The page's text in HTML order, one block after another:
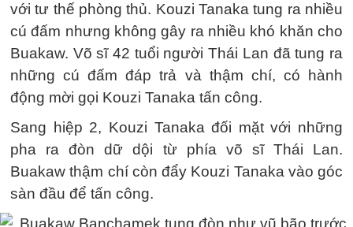
với tư thế phòng thủ. Kouzi Tanaka tung ra nhiều
cú đấm nhưng không gây ra nhiều khó khăn cho
Buakaw. Võ sĩ 42 tuổi người Thái Lan đã tung ra
những cú đấm đáp trả và thậm chí, có hành
động mời gọi Kouzi Tanaka tấn công.
Sang hiệp 2, Kouzi Tanaka đối mặt với những
pha ra đòn dữ dội từ phía võ sĩ Thái Lan.
Buakaw thậm chí còn đẩy Kouzi Tanaka vào góc
sàn đầu để tấn công.